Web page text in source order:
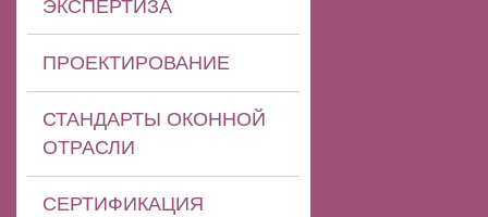
ЭКСПЕРТИЗА
ПРОЕКТИРОВАНИЕ
СТАНДАРТЫ ОКОННОЙ
ОТРАСЛИ
СЕРТИФИКАЦИЯ